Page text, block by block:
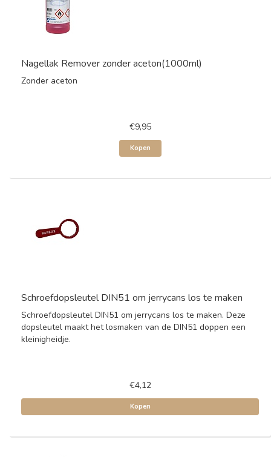
Nagellak Remover zonder aceton(1000ml)
Zonder aceton
€9,95
Kopen
Schroefdopsleutel DIN51 om jerrycans los te maken
Schroefdopsleutel DIN51 om jerrycans los te maken. Deze
dopsleutel maakt het losmaken van de DIN51 doppen een
kleinigheidje.
€4,12
Kopen